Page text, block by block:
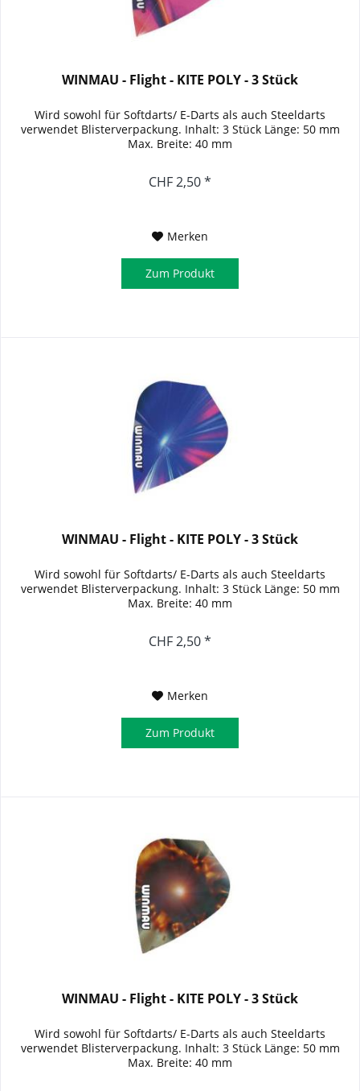
WINMAU - Flight - KITE POLY - 3 Stück
Wird sowohl für Softdarts/ E-Darts als auch Steeldarts
verwendet Blisterverpackung. Inhalt: 3 Stück Länge: 50 mm
Max. Breite: 40 mm
CHF 2,50 *
Merken
Zum Produkt
WINMAU - Flight - KITE POLY - 3 Stück
Wird sowohl für Softdarts/ E-Darts als auch Steeldarts
verwendet Blisterverpackung. Inhalt: 3 Stück Länge: 50 mm
Max. Breite: 40 mm
CHF 2,50 *
Merken
Zum Produkt
WINMAU - Flight - KITE POLY - 3 Stück
Wird sowohl für Softdarts/ E-Darts als auch Steeldarts
verwendet Blisterverpackung. Inhalt: 3 Stück Länge: 50 mm
Max. Breite: 40 mm